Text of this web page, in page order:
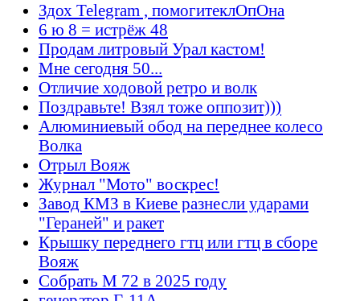
Здох Telegram , помогитеклОпОна
6 ю 8 = истрёж 48
Продам литровый Урал кастом!
Мне сегодня 50...
Отличие ходовой ретро и волк
Поздравьте! Взял тоже оппозит)))
Алюминиевый обод на переднее колесо
Волка
Отрыл Вояж
Журнал "Мото" воскрес!
Завод КМЗ в Киеве разнесли ударами
"Гераней" и ракет
Крышку переднего гтц или гтц в сборе
Вояж
Собрать М 72 в 2025 году